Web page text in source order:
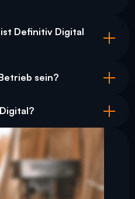
Definitiv Digital
sein?